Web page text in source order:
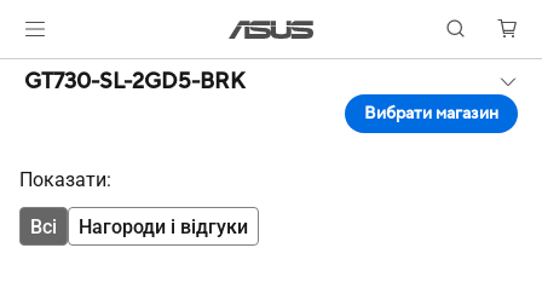
GT730-SL-2GD5-BRK
Вибрати магазин
Показати:
Всі Нагороди і відгуки